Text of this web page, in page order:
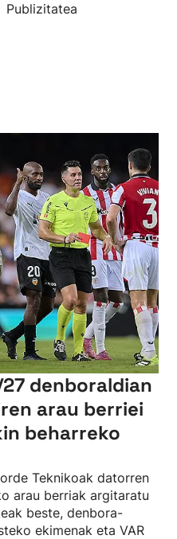
Publizitatea
denboraldian
arau berriei
beharreko
Teknikoak datorren
arau berriak argitaratu
beste, denbora-
ekimenak eta VAR